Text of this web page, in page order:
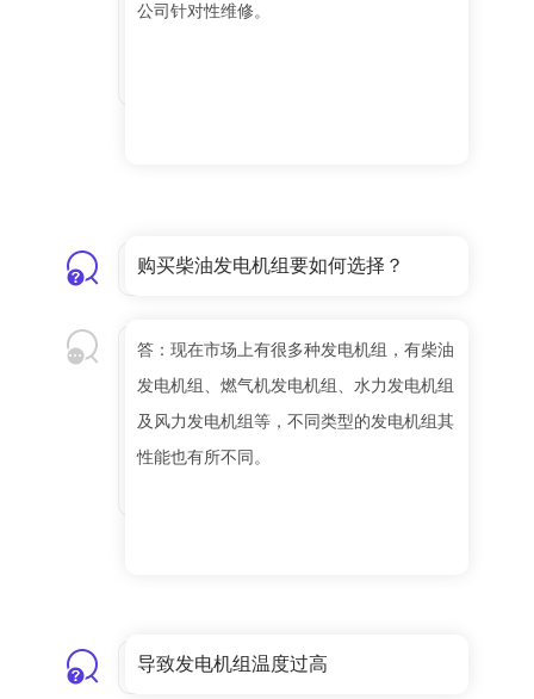
公司针对性维修。
购买柴油发电机组要如何选择？
答：现在市场上有很多种发电机组，有柴油
发电机组、燃气机发电机组、水力发电机组
及风力发电机组等，不同类型的发电机组其
性能也有所不同。
导致发电机组温度过高